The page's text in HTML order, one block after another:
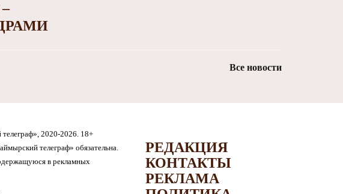
Все новости
2020-2026. 18+
телеграф» обязательна.
в рекламных
РЕДАКЦИЯ
КОНТАКТЫ
РЕКЛАМА